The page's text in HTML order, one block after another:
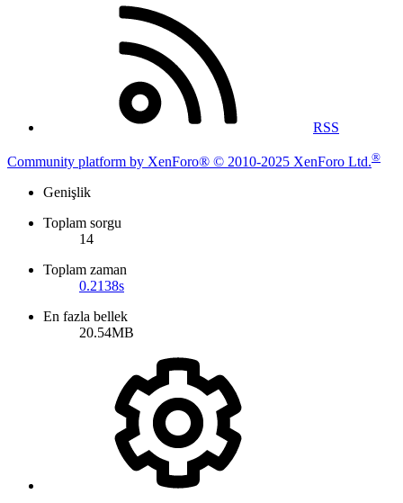
RSS
Community platform by XenForo® © 2010-2025 XenForo Ltd.®
Genişlik
Toplam sorgu
14
Toplam zaman
0.2138s
En fazla bellek
20.54MB